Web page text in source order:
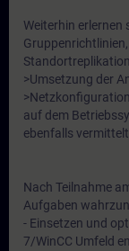
Weiterhin erlernen
>Umsetzung der
auf dem
ebenfalls
Nach Teilnahme
Aufgaben
- Einsetzen und
7/WinCC Umfeld